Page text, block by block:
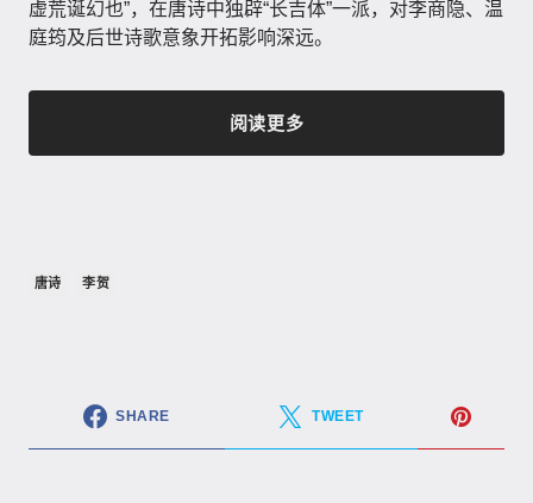
虚荒诞幻也”，在唐诗中独辟“长吉体”一派，对李商隐、温
庭筠及后世诗歌意象开拓影响深远。
阅读更多
唐诗 李贺
SHARE TWEET